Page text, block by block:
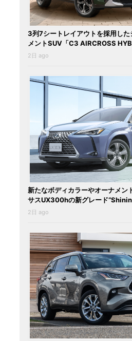
3列7シートレイアウトを採用し
メントSUV「C3 AIRCROSS
2日 ago
新たなボディカラーやオーナメン
サスUX300hの新グレード
2日 ago